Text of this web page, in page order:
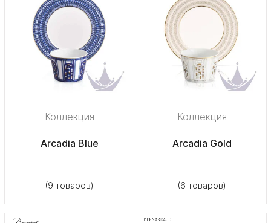
Коллекция
Arcadia Blue
(9 товаров)
Коллекция
Arcadia Gold
(6 товаров)